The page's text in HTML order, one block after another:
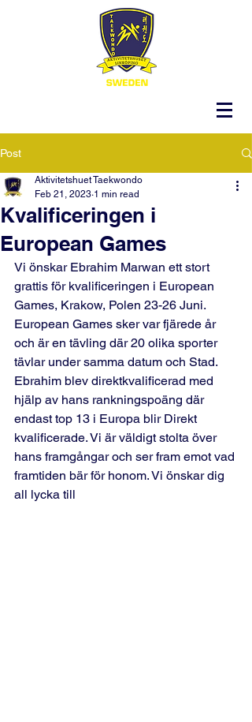
Post
Kvalificeringen i
European Games
Aktivitetshuet Taekwondo
Feb 21, 2023 1 min read
Vi önskar Ebrahim Marwan ett stort
grattis för kvalificeringen i European
Games, Krakow, Polen 23-26 Juni.
European Games sker var fjärede år
och är en tävling där 20 olika sporter
tävlar under samma datum och Stad.
Ebrahim blev direktkvalificerad med
hjälp av hans rankningspoäng där
endast top 13 i Europa blir Direkt
kvalificerade. Vi är väldigt stolta över
hans framgångar och ser fram emot vad
framtiden bär för honom. Vi önskar dig
all lycka till